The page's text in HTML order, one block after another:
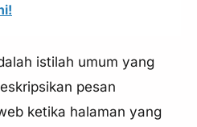
istilah umum yang
pesan
ketika halaman yang